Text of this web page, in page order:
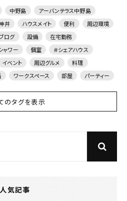
中野島
アーバンテラス中野島
井 ハウスメイト 便利
周辺環境
ログ 設備
在宅勤務
ャワー 個室
＃シェアハウス
イベント 周辺グルメ
料理
ワークスペース 部屋 パーティー
のタグを表示
人気記事